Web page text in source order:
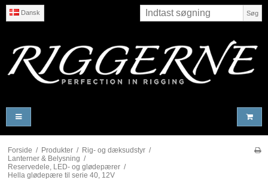
Dansk Søg
Forside / Produkter / Rig- og dæksudstyr /
Lanterner & Belysning /
Reservedele, LED- og glødepærer /
Hella glødepære til serie 40, 12V